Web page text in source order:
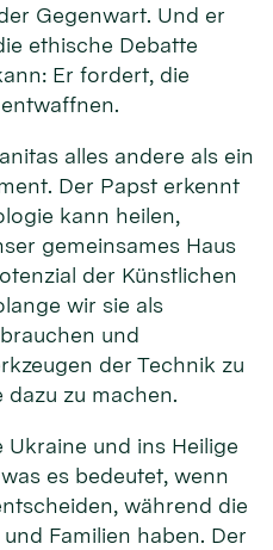
Gegenwart. Und er
ethische Debatte
Er fordert, die
alles andere als ein
Der Papst erkennt
kann heilen,
gemeinsames Haus
der Künstlichen
wir sie als
und
der Technik zu
zu machen.
und ins Heilige
es bedeutet, wenn
während die
Familien haben. Der